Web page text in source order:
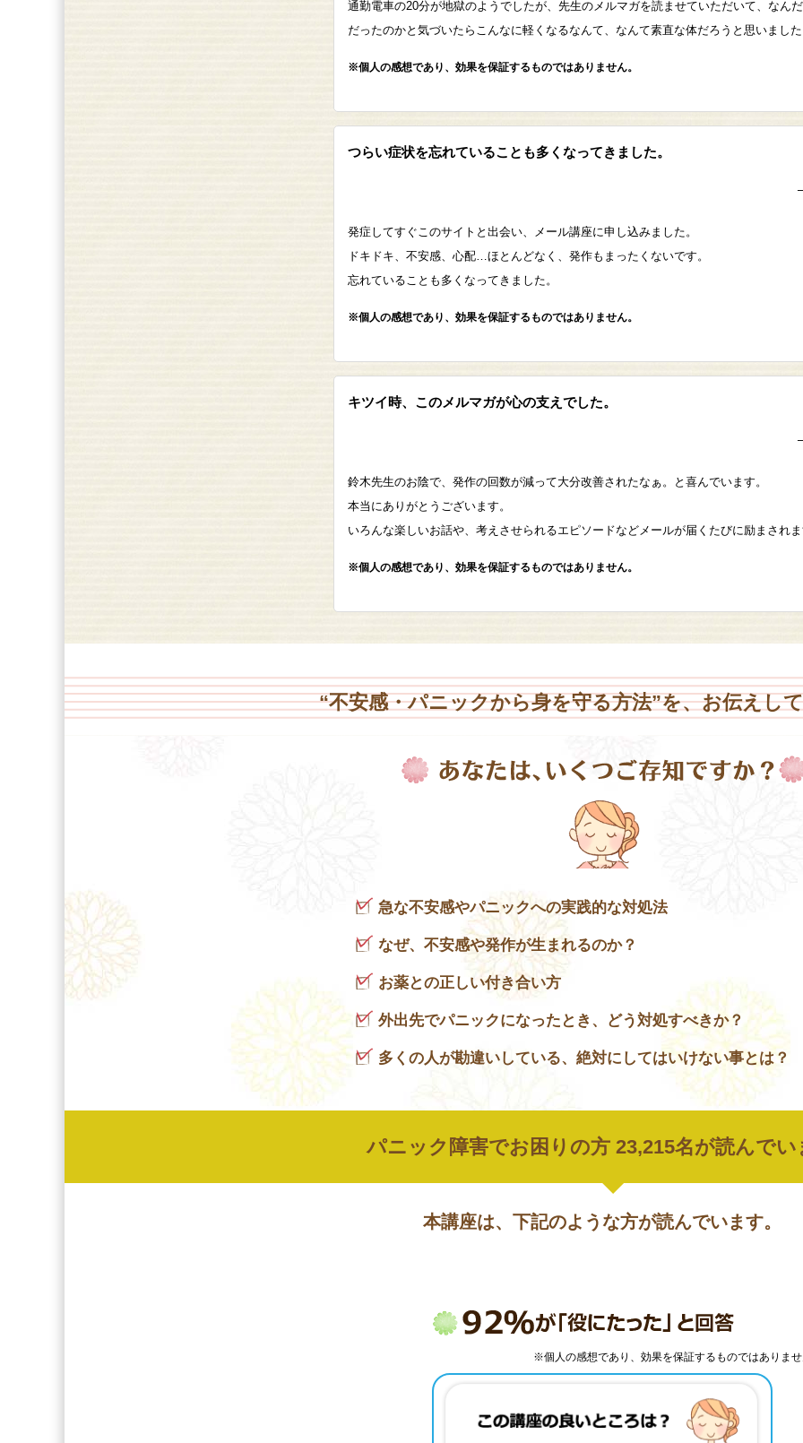
通勤電車の20分が地獄のようでしたが、先生のメルマガを読ませていただいて、なん
だったのかと気づいたらこんなに軽くなるなんて、なんて素直な体だろうと思いまし
※個人の感想であり、効果を保証するものではありません。
つらい症状を忘れていることも多くなってきました。
発症してすぐこのサイトと出会い、メール講座に申し込みました。
ドキドキ、不安感、心配…ほとんどなく、発作もまったくないです。
忘れていることも多くなってきました。
※個人の感想であり、効果を保証するものではありません。
キツイ時、このメルマガが心の支えでした。
鈴木先生のお陰で、発作の回数が減って大分改善されたなぁ。と喜んでいます。
本当にありがとうございます。
いろんな楽しいお話や、考えさせられるエピソードなどメールが届くたびに励まされ
※個人の感想であり、効果を保証するものではありません。
“不安感・パニックから身を守る方法”を、お伝えし
急な不安感やパニックへの実践的な対処法
なぜ、不安感や発作が生まれるのか？
お薬との正しい付き合い方
外出先でパニックになったとき、どう対処すべきか？
多くの人が勘違いしている、絶対にしてはいけない事とは？
パニック障害でお困りの方 23,215名が読んでい
本講座は、下記のような方が読んでいます。
※個人の感想であり、効果を保証するものではありま